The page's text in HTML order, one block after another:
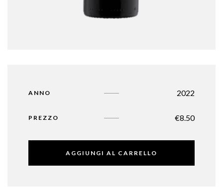
ANNO 2022
PREZZO €8.50
AGGIUNGI AL CARRELLO